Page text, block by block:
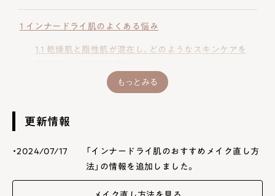
1 インナードライ肌のよくある悩み
1.1 乾燥肌と脂性肌が混在し、どのようなスキンケアを
部分的に乾燥したり皮脂が出て、メイクが崩れやす
1.3インナードライ肌と脂性肌の見分け方が分からない
インナードライ肌が起きる原因
もっとみる
更新情報
・2024/07/17
「インナードライ肌のおすすめメイク直し方
法」の情報を追加しました。